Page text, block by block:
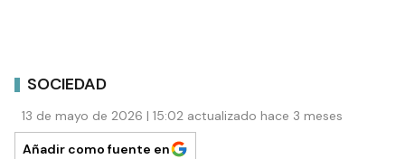
SOCIEDAD
13 de mayo de 2026 | 15:02 actualizado hace 3 meses
Añadir como fuente en